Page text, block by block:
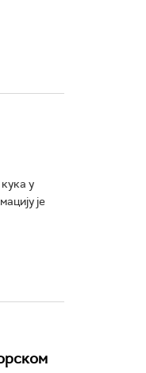
у
је